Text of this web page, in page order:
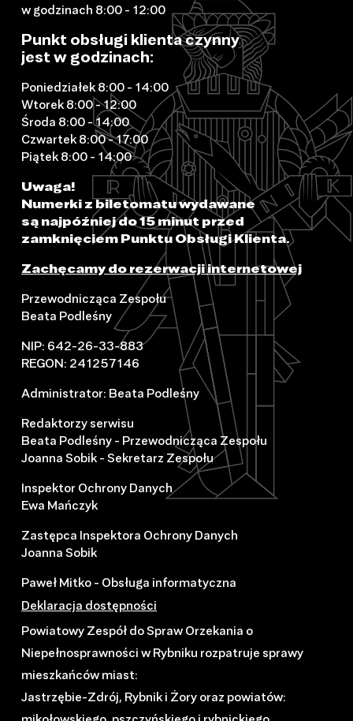
w godzinach 8:00 - 12:00
Punkt obsługi klienta czynny
jest w godzinach:
Poniedziałek 8:00 - 14:00
Wtorek 8:00 - 12:00
Środa 8:00 - 14:00
Czwartek 8:00 - 17:00
Piątek 8:00 - 14:00
Uwaga!
Numerki z biletomatu wydawane
są najpóźniej do 15 minut przed
zamknięciem Punktu Obsługi Klienta.
Zachęcamy do rezerwacji internetowej
Przewodnicząca Zespołu
Beata Podleśny
NIP: 642-26-33-883
REGON: 241257146
Administrator: Beata Podleśny
Redaktorzy serwisu
Beata Podleśny - Przewodnicząca Zespołu
Joanna Sobik - Sekretarz Zespołu
Inspektor Ochrony Danych
Ewa Mańczyk
Zastępca Inspektora Ochrony Danych
Joanna Sobik
Paweł Mitko - Obsługa informatyczna
Deklaracja dostępności
Powiatowy Zespół do Spraw Orzekania o
Niepełnosprawności w Rybniku rozpatruje sprawy
mieszkańców miast:
Jastrzębie-Zdrój, Rybnik i Żory oraz powiatów: